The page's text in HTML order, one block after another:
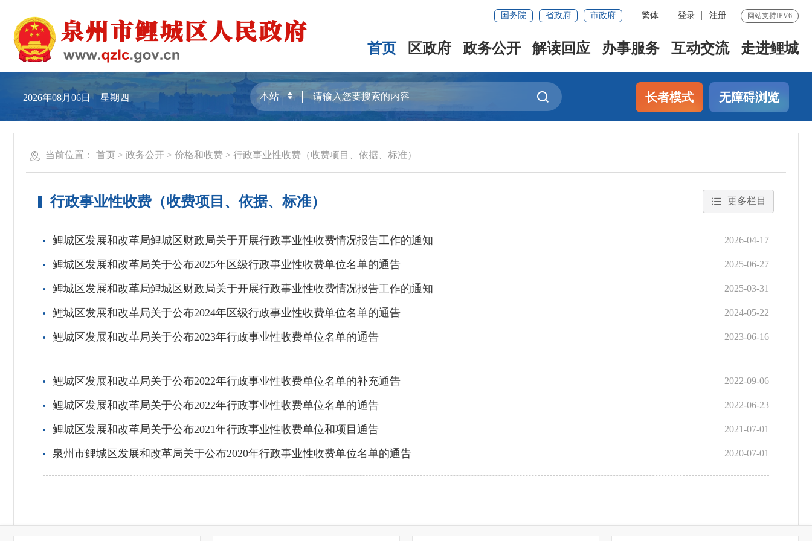
国务院 省政府 市政府 繁体 登录 注册 网站支持IPV6
首页 区政府 政务公开 解读回应 办事服务 互动交流 走进鲤城
2026年08月06日 星期四 长者模式 无障碍浏览
当前位置： 首页 > 政务公开 > 价格和收费 > 行政事业性收费（收费项目、依据、标准）
行政事业性收费（收费项目、依据、标准） 更多栏目
鲤城区发展和改革局鲤城区财政局关于开展行政事业性收费情况报告工作的通知 2026-04-17
鲤城区发展和改革局关于公布2025年区级行政事业性收费单位名单的通告 2025-06-27
鲤城区发展和改革局鲤城区财政局关于开展行政事业性收费情况报告工作的通知 2025-03-31
鲤城区发展和改革局关于公布2024年区级行政事业性收费单位名单的通告 2024-05-22
鲤城区发展和改革局关于公布2023年行政事业性收费单位名单的通告 2023-06-16
鲤城区发展和改革局关于公布2022年行政事业性收费单位名单的补充通告 2022-09-06
鲤城区发展和改革局关于公布2022年行政事业性收费单位名单的通告 2022-06-23
鲤城区发展和改革局关于公布2021年行政事业性收费单位和项目通告 2021-07-01
泉州市鲤城区发展和改革局关于公布2020年行政事业性收费单位名单的通告 2020-07-01